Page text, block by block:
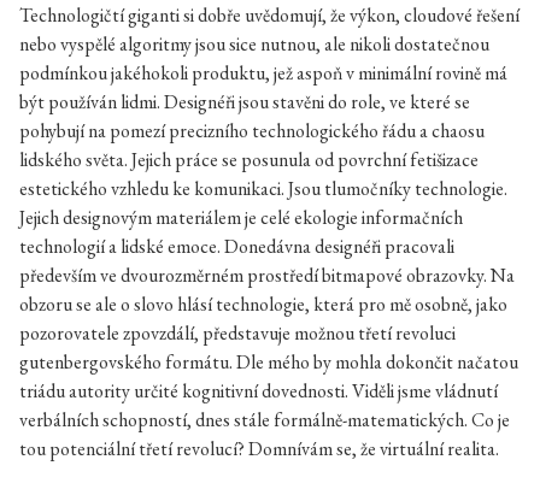
Technologičtí giganti si dobře uvědomují, že výkon, cloudové řešení
nebo vyspělé algoritmy jsou sice nutnou, ale nikoli dostatečnou
podmínkou jakéhokoli produktu, jež aspoň v minimální rovině má
být používán lidmi. Designéři jsou stavěni do role, ve které se
pohybují na pomezí precizního technologického řádu a chaosu
lidského světa. Jejich práce se posunula od povrchní fetišizace
estetického vzhledu ke komunikaci. Jsou tlumočníky technologie.
Jejich designovým materiálem je celé ekologie informačních
technologií a lidské emoce. Donedávna designéři pracovali
především ve dvourozměrném prostředí bitmapové obrazovky. Na
obzoru se ale o slovo hlásí technologie, která pro mě osobně, jako
pozorovatele zpovzdálí, představuje možnou třetí revoluci
gutenbergovského formátu. Dle mého by mohla dokončit načatou
triádu autority určité kognitivní dovednosti. Viděli jsme vládnutí
verbálních schopností, dnes stále formálně-matematických. Co je
tou potenciální třetí revolucí? Domnívám se, že virtuální realita.